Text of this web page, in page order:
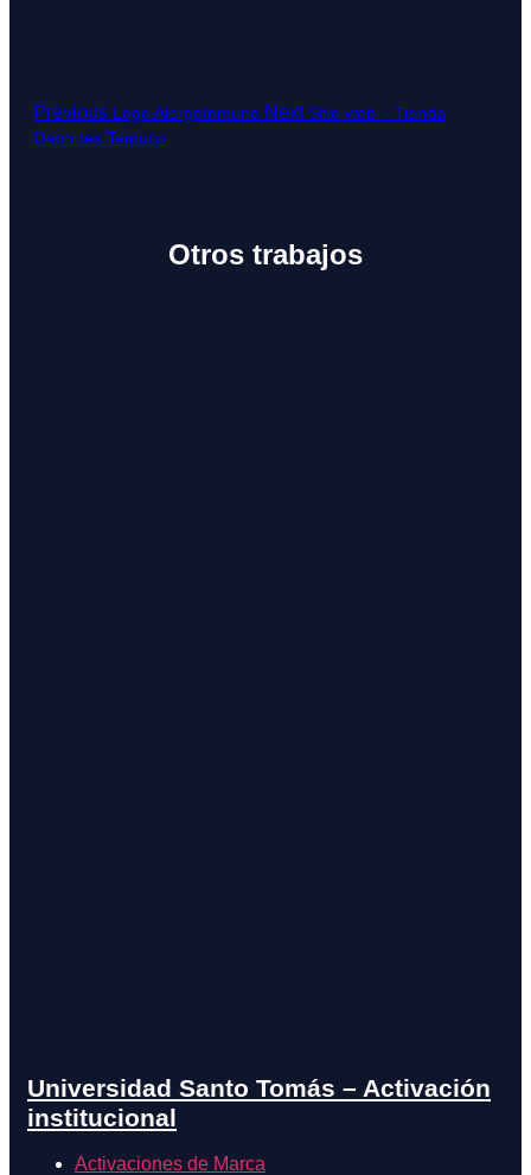
Previous Logo AlergoInmuno Next Sitio web – Tienda
Deportes Temuco
Otros trabajos
Universidad Santo Tomás – Activación
institucional
Activaciones de Marca